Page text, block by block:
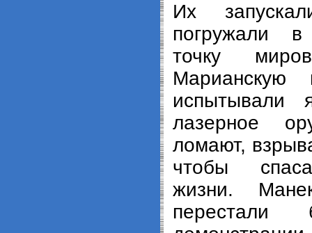
Их
погружали
точку
испытывали
лазерное
ломают,
чтобы
жизни.
перестали